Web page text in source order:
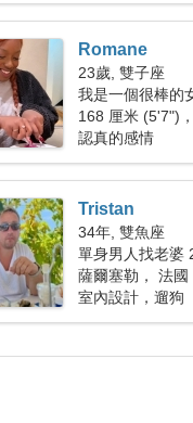
Romane
23歲, 雙子座
我是一個很棒的
168 厘米 (5'7")
認真的感情
Tristan
34年, 雙魚座
單身男人找老婆
薩爾塞勒， 法國
室內設計，遛狗